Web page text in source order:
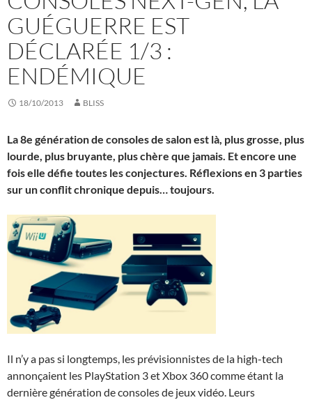
GUÉGUERRE EST
DÉCLARÉE 1/3 :
ENDÉMIQUE
18/10/2013 BLISS
La 8e génération de consoles de salon est là, plus grosse, plus
lourde, plus bruyante, plus chère que jamais. Et encore une
fois elle défie toutes les conjectures. Réflexions en 3 parties
sur un conflit chronique depuis… toujours.
Il n’y a pas si longtemps, les prévisionnistes de la high-tech
annonçaient les PlayStation 3 et Xbox 360 comme étant la
dernière génération de consoles de jeux vidéo. Leurs